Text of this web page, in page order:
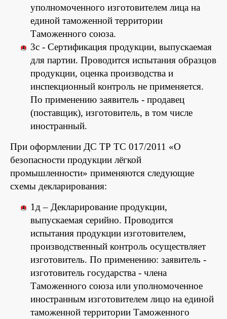
уполномоченного изготовителем лица на
единой таможенной территории
Таможенного союза.
3с - Сертификация продукции, выпускаемая
для партии. Проводится испытания образцов
продукции, оценка производства и
инспекционный контроль не применяется.
По применению заявитель - продавец
(поставщик), изготовитель, в том числе
иностранный.
При оформлении ДС ТР ТС 017/2011 «О
безопасности продукции лёгкой
промышленности» применяются следующие
схемы декларирования:
1д – Декларирование продукции,
выпускаемая серийно. Проводится
испытания продукции изготовителем,
производственный контроль осуществляет
изготовитель. По применению: заявитель -
изготовитель государства - члена
Таможенного союза или уполномоченное
иностранным изготовителем лицо на единой
таможенной территории Таможенного